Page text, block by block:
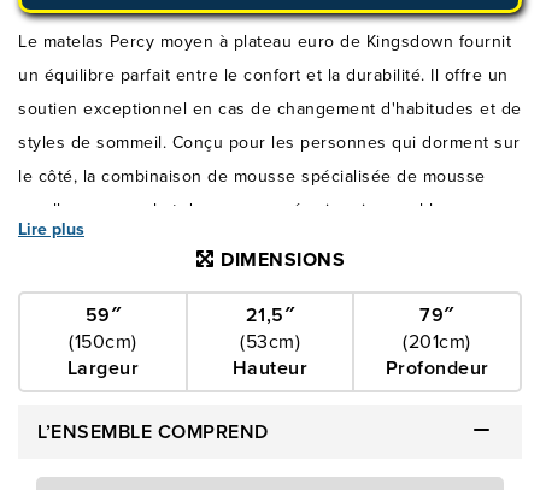
Le matelas Percy moyen à plateau euro de Kingsdown fournit
un équilibre parfait entre le confort et la durabilité. Il offre un
soutien exceptionnel en cas de changement d'habitudes et de
styles de sommeil. Conçu pour les personnes qui dorment sur
le côté, la combinaison de mousse spécialisée de mousse
moelleuse en gel et de mousse mémoire visco gel berce
votre corps pour soulager les points de pression et assurer
périmètre de mousse diffuseur d’air permet aux ressorts
ensachés individuels de s'adapter aux contours de votre
corps pour offrir un soutien ciblé. Les fibres respirantes de
l'air et la régulation de la température pour créer une surface
toujours fraîche, de sorte que vous vous réveillerez avec un
Lire plus
DIMENSIONS
59″
(150cm)
Largeur
21,5″
(53cm)
Hauteur
79″
(201cm)
Profondeur
L’ENSEMBLE COMPREND